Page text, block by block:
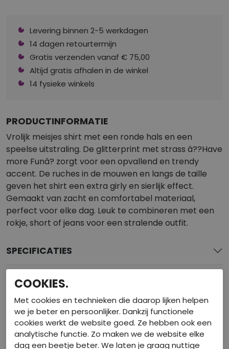
Levering binnen 2-5 werkdagen
14 dagen retourtermijn
Gratis verzenden vanaf € 75,00
Altijd gratis afhalen in de winkel
14 fysieke winkels
PRODUCTINFORMATIE
Vrolijk meisjes shirt met een ronde hals en een
speelse uitstraling. De glitterprint met strass â??Have
more Funâ? zorgt voor een opvallend en trendy
accent. De ruches in de mouwen en langs de taille
geven het shirt een extra girly en sierlijk effect.
Gemaakt van zacht en comfortabel materiaal,
perfect voor elke dag. Leuk te combineren met een
rokje, short of jeans voor een stralende outfit.
SPECIFICATIES
BEKIJK DE WINKELVOORRAAD
GERELATEERDE PRODUCTEN
COOKIES.
Met cookies en technieken die daarop lijken helpen
we je beter en persoonlijker. Dankzij functionele
cookies werkt de website goed. Ze hebben ook een
analytische functie. Zo maken we de website elke
dag een beetje beter. We laten je graag nuttige